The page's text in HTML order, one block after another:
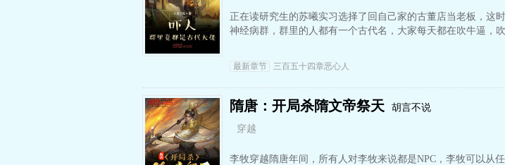
正在读研究生的苏曦实习选择了回自己家的古董店当老板，这
神经病群，群里的人都有一个古代名，大家每天都在吹牛逼，
最新章节 三百五十四章恶心人
隋唐：开局杀隋文帝祭天
胡言不说
穿越
李牧穿越隋唐年间，所有人对李牧来说都是NPC，李牧可以从